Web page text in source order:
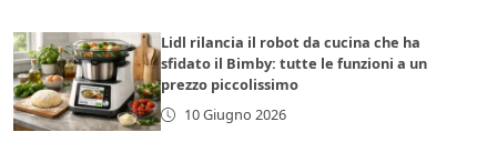
Lidl rilancia il robot da cucina che ha
sfidato il Bimby: tutte le funzioni a un
prezzo piccolissimo
10 Giugno 2026